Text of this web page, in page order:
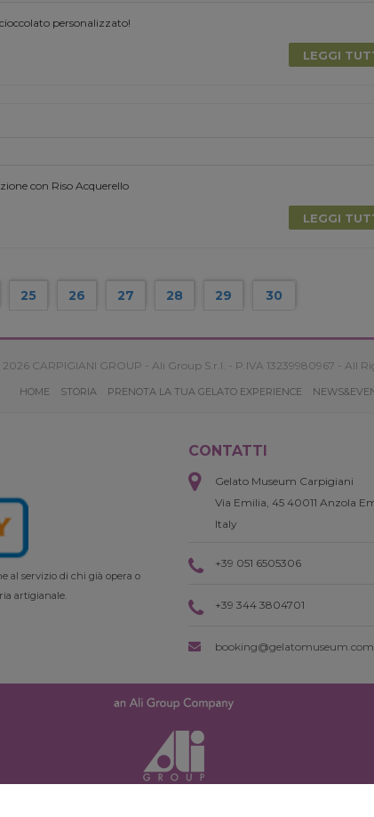
personalizzato!
LEGGI
con Riso Acquerello
LEGGI
25 26 27 28 29 30
CARPIGIANI GROUP - Ali Group S.r.l. - P.IVA 13239980967 - All
HOME STORIA PRENOTA LA TUA GELATO EXPERIENCE
al servizio di chi già opera o
artigianale.
CONTATTI
Gelato Museum Carpigiani
Via Emilia, 45 40011 Anzola
Italy
+39 051 6505306
+39 344 3804701
booking@gelatomuseum.com